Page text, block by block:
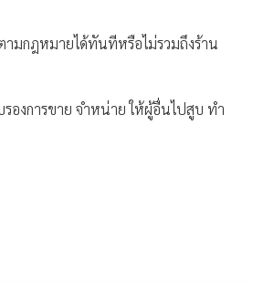
มกฎหมายได้ทันทีหรือไม่รวมถึงร้าน
องการขาย จำหน่าย ให้ผู้อื่นไปสูบ ทำ